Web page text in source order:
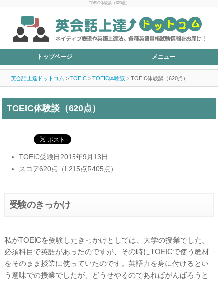
TOEIC体験談（620点）
トップページ メニュー
英会話上達ドットコム >TOEIC >TOEIC体験談 >TOEIC体験談（620点）
TOEIC体験談（620点）
TOEIC受験日2015年9月13日
スコア620点（L215点R405点）
受験のきっかけ
私がTOEICを受験したきっかけとしては、大学の授業でした。
必須科目で英語があったのですが、その時にTOEICで使う教材
をそのまま授業に使っていたのです。英語力を身に付けるとい
う意味での授業でしたが、どうせやるのであればがんばろうと